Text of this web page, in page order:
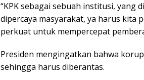
“KPK sebagai sebuah institusi, yang
dipercaya masyarakat, ya harus kita
perkuat untuk mempercepat
Presiden mengingatkan bahwa
sehingga harus diberantas.